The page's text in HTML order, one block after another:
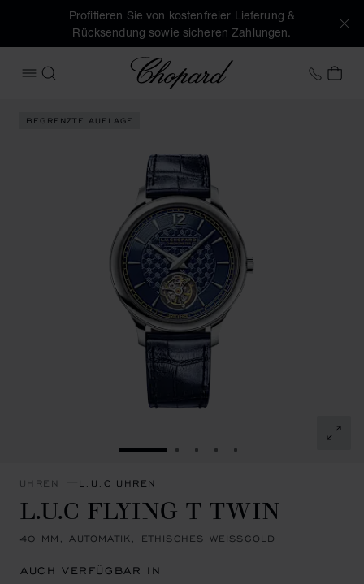
Profitieren Sie von kostenfreier Lieferung &
Rücksendung sowie sicheren Zahlungen.
MENÜ ÖFFNEN
SUCHEN
Chopard +49
ZUR FOLIE GEHEN 1
ZUR FOLIE GEHEN 2
ZUR FOLIE GEHEN 3
ZUR FOLIE GEHEN 4
ZUR FOLIE GEHEN
BEGRENZTE AUFLAGE
UHREN L.U.C UHREN
L.U.C FLYING T TWIN
40 MM, AUTOMATIK, ETHISCHES WEISSGOLD
AUCH VERFÜGBAR IN